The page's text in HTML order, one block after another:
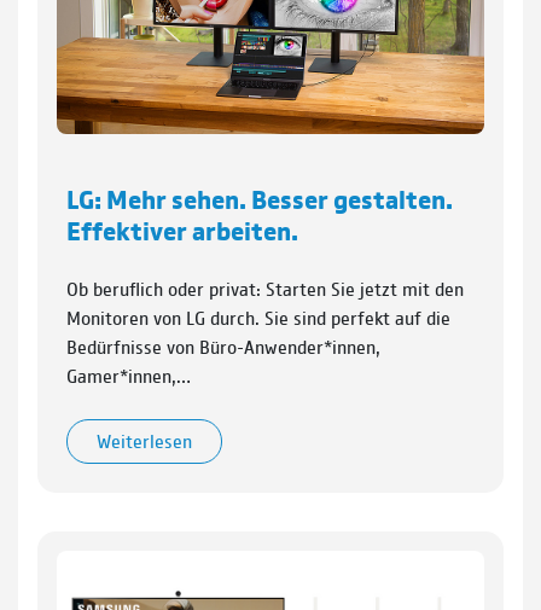
LG: Mehr sehen. Besser gestalten.
Effektiver arbeiten.
Ob beruflich oder privat: Starten Sie jetzt mit den
Monitoren von LG durch. Sie sind perfekt auf die
Bedürfnisse von Büro-Anwender*innen,
Gamer*innen,…
Weiterlesen